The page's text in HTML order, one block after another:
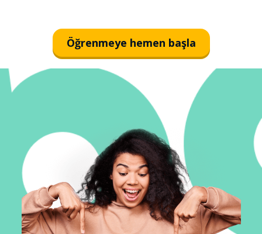
Öğrenmeye hemen başla